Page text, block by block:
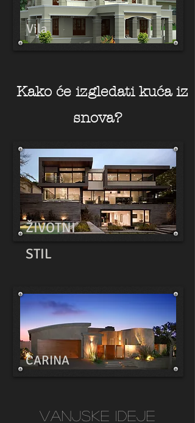
Vila
Kako će izgledati kuća iz
snova?
ŽIVOTNI
STIL
CARINA
Vanjske ideje